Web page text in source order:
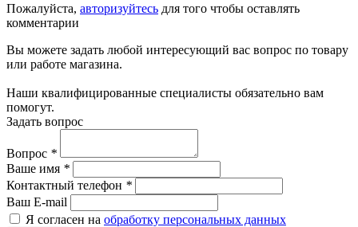
Пожалуйста, авторизуйтесь для того чтобы оставлять
комментарии
Вы можете задать любой интересующий вас вопрос по товару
или работе магазина.
Наши квалифицированные специалисты обязательно вам
помогут.
Задать вопрос
Вопрос *
Ваше имя *
Контактный телефон *
Ваш E-mail
Я согласен на обработку персональных данных